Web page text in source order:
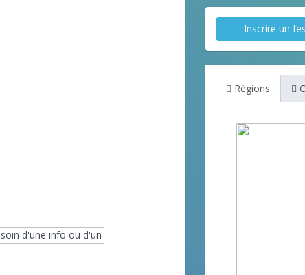
Inscrire un
Régions